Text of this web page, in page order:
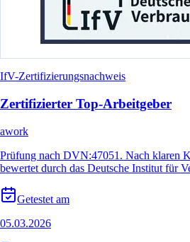
IfV-Zertifizierungsnachweis
Zertifizierter Top-Arbeitgeber
awork
Prüfung nach DVN:47051. Nach klaren
bewertet durch das Deutsche Institut für
Getestet am
05.03.2026